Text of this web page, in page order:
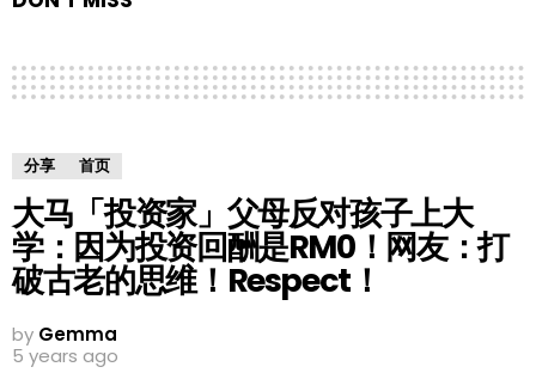
分享 首页
大马「投资家」父母反对孩子上大
学：因为投资回酬是RM0！网友：打
破古老的思维！Respect！
by Gemma
5 years ago